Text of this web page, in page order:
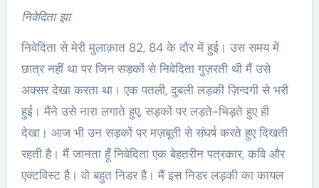
निवेदिता झा
निवेदिता से मेरी मुलाक़ात 82, 84 के दौर में हुई। उस समय में
छात्र नहीं था पर जिन सड़कों से निवेदिता गुज़रती थी मैं उसे
अक्सर देखा करता था। एक पतली, दुबली लड़की ज़िन्दगी से भरी
हुई। मैंने उसे नारा लगाते हुए, सड़कों पर लड़ते-भिड़ते हुए ही
देखा। आज भी उन सड़कों पर मज़बूती से संघर्ष करते हुए दिखती
रहती है। मैं जानता हूँ निवेदिता एक बेहतरीन पत्रकार, कवि और
एक्टविस्ट है। वो बहुत निडर है। मैं इस निडर लड़की का कायल